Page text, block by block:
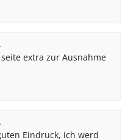
extra zur Ausnahme
Eindruck, ich werd